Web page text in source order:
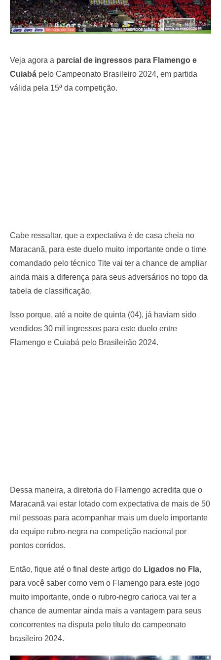
Veja agora a parcial de ingressos para Flamengo e
Cuiabá pelo Campeonato Brasileiro 2024, em partida
válida pela 15ª da competição.
Cabe ressaltar, que a expectativa é de casa cheia no
Maracanã, para este duelo muito importante onde o time
comandado pelo técnico Tite vai ter a chance de ampliar
ainda mais a diferença para seus adversários no topo da
tabela de classificação.
Isso porque, até a noite de quinta (04), já haviam sido
vendidos 30 mil ingressos para este duelo entre
Flamengo e Cuiabá pelo Brasileirão 2024.
Dessa maneira, a diretoria do Flamengo acredita que o
Maracanã vai estar lotado com expectativa de mais de 50
mil pessoas para acompanhar mais um duelo importante
da equipe rubro-negra na competição nacional por
pontos corridos.
Então, fique até o final deste artigo do Ligados no Fla,
para você saber como vem o Flamengo para este jogo
muito importante, onde o rubro-negro carioca vai ter a
chance de aumentar ainda mais a vantagem para seus
concorrentes na disputa pelo título do campeonato
brasileiro 2024.